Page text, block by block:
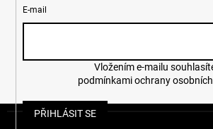
E-mail
podmínkami ochrany
PŘIHLÁSIT SE